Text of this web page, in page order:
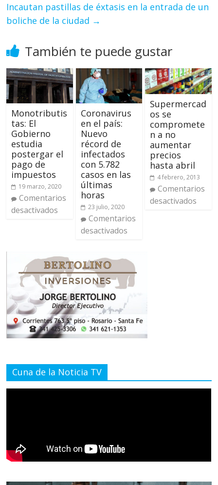
Incautan pastillas de éxtasis en la entrada de un
boliche de la ciudad →
También te puede gustar
Monotributis
tas: El
Gobierno
estudia
postergar el
pago de
impuestos
19 marzo, 2020
Comentarios
desactivados
Coronavirus
en el país:
Nuevo
récord de
infectados
con 5.782
casos en las
últimas
horas
23 julio, 2020
Comentarios
desactivados
Supermercad
os se
compromete
n a no
aumentar
precios
hasta abril
4 febrero, 2013
Comentarios
desactivados
Cuna de la Noticia TV